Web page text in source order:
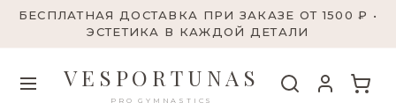
БЕСПЛАТНАЯ ДОСТАВКА ПРИ ЗАКАЗЕ ОТ 1500 ₽ •
ЭСТЕТИКА В КАЖДОЙ ДЕТАЛИ
VESPORTUNAS
PRO GYMNASTICS